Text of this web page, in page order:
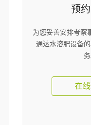
预
为您妥善安排考察
通达水溶肥设备
在